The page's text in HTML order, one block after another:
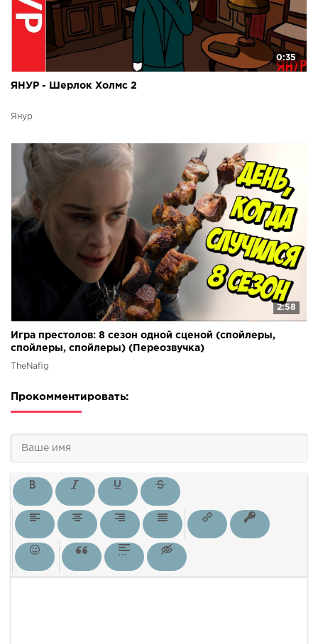
0:35
ЯНУР - Шерлок Холмс 2
Янур
2:58
Игра престолов: 8 сезон одной сценой (спойлеры,
спойлеры, спойлеры) (Переозвучка)
TheNafig
Прокомментировать: